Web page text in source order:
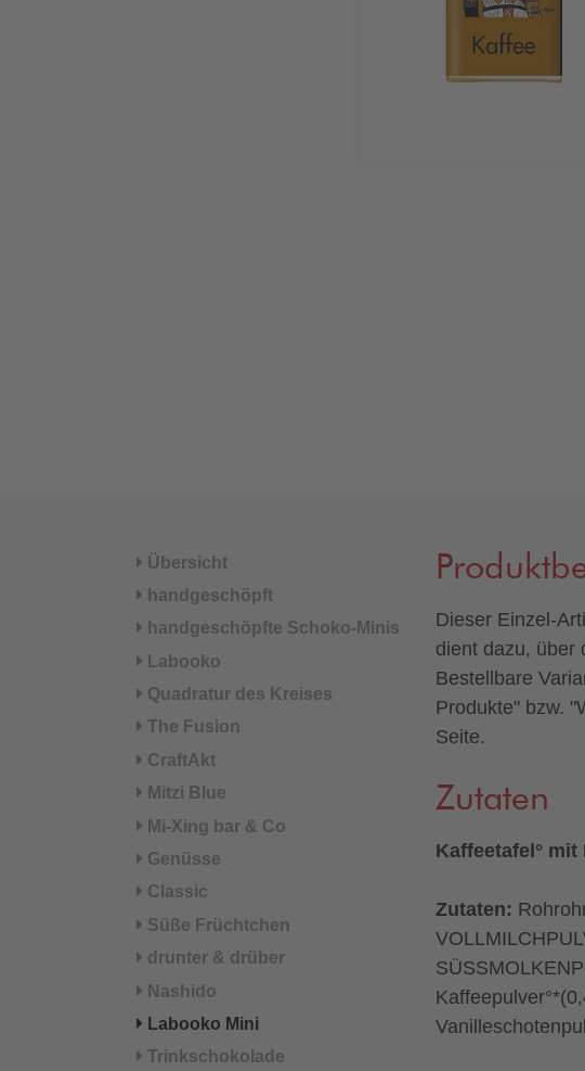
Übersicht
handgeschöpft
handgeschöpfte Schoko-Minis
Labooko
Quadratur des Kreises
The Fusion
CraftAkt
Mitzi Blue
Mi-Xing bar & Co
Genüsse
Classic
Süße Früchtchen
drunter & drüber
Nashido
Labooko Mini
Trinkschokolade
Dieser Einzel-
dient dazu, über
Bestellbare
Produkte" bzw.
Seite.
Zutaten
Kaffeetafel° mit
Zutaten: